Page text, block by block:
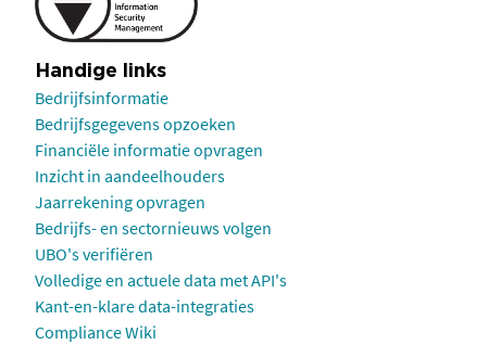
Handige links
Bedrijfsinformatie
Bedrijfsgegevens opzoeken
Financiële informatie opvragen
Inzicht in aandeelhouders
Jaarrekening opvragen
Bedrijfs- en sectornieuws volgen
UBO's verifiëren
Volledige en actuele data met API's
Kant-en-klare data-integraties
Compliance Wiki